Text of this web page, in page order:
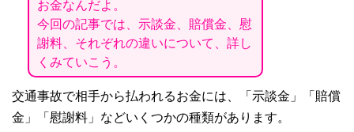
お金なんだよ。
今回の記事では、示談金、賠償金、慰
謝料、それぞれの違いについて、詳し
くみていこう。
交通事故で相手から払われるお金には、「示談金」「賠償
金」「慰謝料」などいくつかの種類があります。